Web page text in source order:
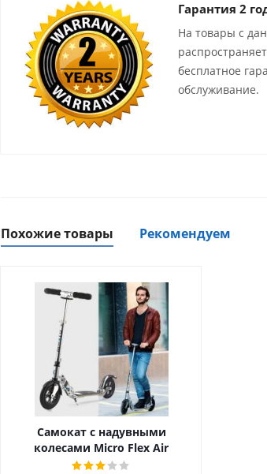
Гарантия 2
На товары с
бесплатное
обслуживание.
Похожие товары Рекомендуем
Самокат с надувными
колесами Micro Flex Air